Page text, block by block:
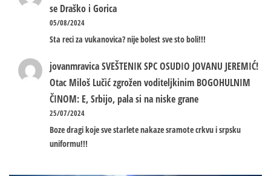
se Draško i Gorica
05/08/2024
Sta reci za vukanovica? nije bolest sve sto boli!!!
jovanmravicaSVEŠTENIK SPC OSUDIO JOVANU JEREMIĆ!
Otac Miloš Lučić zgrožen voditeljkinim BOGOHULNIM
ČINOM: E, Srbijo, pala si na niske grane
25/07/2024
Boze dragi koje sve starlete nakaze sramote crkvu i srpsku
uniformu!!!